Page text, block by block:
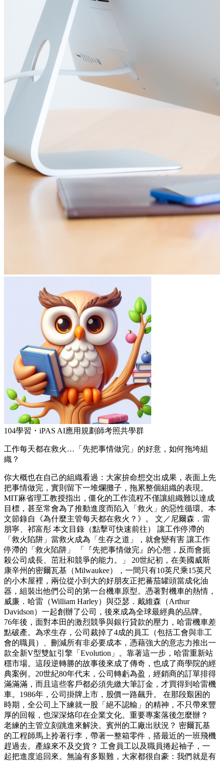
104學習・iPAS AI應用規劃師考照共學群
工作每天都在救火…「先把事情做完」的好意，如何拖垮組
織？
你大概也在自己的組織看過：大家拚命想交出成果，表面上先
把事情做完，實則留下一堆爛攤子，拖累整個組織的表現。
MIT麻省理工教授指出，僵化的工作流程不僅讓組織難以達成
目標，甚至常會為了推動進度而陷入「救火」的惡性循環。本
文節錄自《為什麼主管每天都在救火？》。 文／尼爾森．雷
朋寧、祁富彤 本文目錄（點擊可快速前往） 讓工作停滯的
「救火陷阱」當救火成為「生存之道」，就會變有害 讓工作
停滯的「救火陷阱」 「『先把事情做完』的心態，反而會扼
殺公司成長、茁壯和競爭的能力。」 20世紀初，在美國威斯
康辛州的密爾瓦基（Milwaukee），一間只有10英尺乘15英尺
的小木屋裡，兩位從小到大的好朋友正把蕃茄罐頭當成化油
器，組裝出他們公司的第一台機車原型。憑著對機車的熱情，
威廉．哈雷（William Harley）與亞瑟．戴維森（Arthur
Davidson）一起創辦了公司，後來成為全球最經典的品牌。
76年後，面對本田的激烈競爭與銀行貸款的壓力，哈雷機車差
點破產。為求生存，公司裁掉了4成的員工（包括工會與非工
會的職員）、刪減所有非必要成本，憑藉強大的意志力推出一
款全新V型雙缸引擎「Evolution」。靠著這一步，哈雷重新站
穩市場。這段逆轉勝的故事後來成了傳奇，也成了商學院的經
典案例。20世紀80年代末，公司轉虧為盈，經銷商的訂單排得
滿滿滿，而且這些客戶都必須先繳大筆訂金，才買得到哈雷機
車。1986年，公司掛牌上市，股價一路飆升。 在那段艱困的
時期，全公司上下練就一股「絕不認輸」的精神，不只帶來豐
厚的回報，也深深烙印在企業文化。重要專案落後怎麼辦？
老練的主管立刻跳進來解決。賓州的工廠出狀況？ 密爾瓦基
的工程師馬上拎著行李，帶著一整箱零件，搭最近的一班飛機
趕過去。產線來不及交貨？ 工會員工以及職員捲起袖子，一
起把進度追回來。無論有多艱難，大家都很自豪：我們就是有